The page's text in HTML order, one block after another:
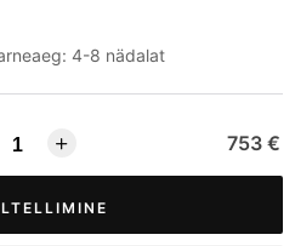
4-8 nädalat
753 €